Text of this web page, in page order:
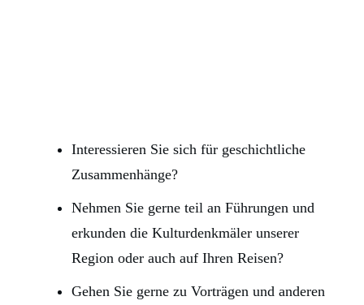
Interessieren Sie sich für geschichtliche
Zusammenhänge?
Nehmen Sie gerne teil an Führungen und
erkunden die Kulturdenkmäler unserer
Region oder auch auf Ihren Reisen?
Gehen Sie gerne zu Vorträgen und anderen